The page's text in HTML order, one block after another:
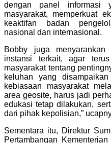
dengan panel informasi
masyarakat, memperkuat
keaktifan badan
nasional dan internasional.
Bobby juga
instansi terkait, agar
masyarakat tentang
keluhan yang
kebiasaan masyarakat
area geosite, harus jadi
edukasi tetap dilakukan,
dari pihak kepolisian,”
Sementara itu, Direktur
Pertambangan